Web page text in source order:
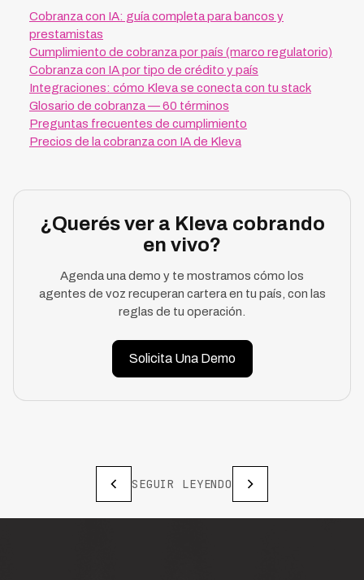
Cobranza con IA: guía completa para bancos y
prestamistas
Cumplimiento de cobranza por país (marco regulatorio)
Cobranza con IA por tipo de crédito y país
Integraciones: cómo Kleva se conecta con tu stack
Glosario de cobranza — 60 términos
Preguntas frecuentes de cumplimiento
Precios de la cobranza con IA de Kleva
¿Querés ver a Kleva cobrando
en vivo?
Agenda una demo y te mostramos cómo los
agentes de voz recuperan cartera en tu país, con las
reglas de tu operación.
Solicita Una Demo
SEGUIR LEYENDO